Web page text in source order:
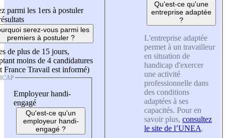
parmi les 1ers à postuler
serez-vous parmi les
premiers à postuler ?
de plus de 15 jours,
moins de 4 candidatures
France Travail est informé)
Employeur handi-
engagé
Qu'est-ce qu'un
employeur handi-
engagé ?
Qu'est-ce qu'une
entreprise adaptée
?
L'entreprise adaptée
permet à un travailleur
en situation de
handicap d'exercer
une activité
professionnelle dans
des conditions
adaptées à ses
capacités. Pour en
savoir plus, consultez
le site de l’UNEA.